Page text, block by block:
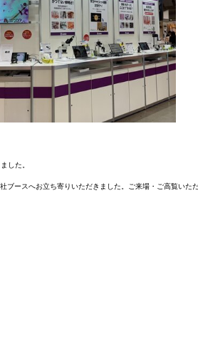
した。
ースへお立ち寄りいただきました。ご来場・ご高覧いた